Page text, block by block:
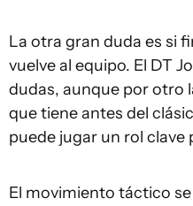
La otra gran duda es si
vuelve al equipo. El DT
dudas, aunque por otro
que tiene antes del
puede jugar un rol clave
El movimiento táctico